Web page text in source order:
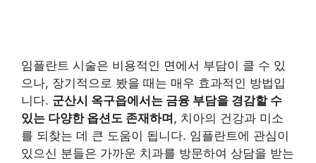
임플란트 시술은 비용적인 면에서 부담이 클 수 있
으나, 장기적으로 봤을 때는 매우 효과적인 방법입
니다. 군산시 옥구읍에서는 금융 부담을 경감할 수
있는 다양한 옵션도 존재하며 , 치아의 건강과 미소
를 되찾는 데 큰 도움이 됩니다. 임플란트에 관심이
있으신 분들은 가까운 치과를 방문하여 상담을 받는